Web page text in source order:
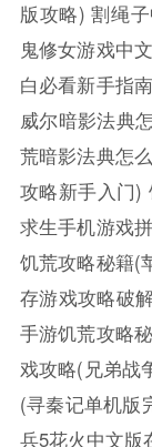
版攻略) 割绳
鬼修女游戏中
白必看新手指
威尔暗影法典
荒暗影法典怎
攻略新手入门)
求生手机游戏
饥荒攻略秘籍(
存游戏攻略破
手游饥荒攻略
戏攻略(兄弟战
(寻秦记单机版
兵5花火中文版